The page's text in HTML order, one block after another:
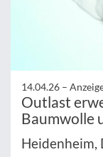
14.04.26 –
Outlast
Baumwolle
Heidenheim,